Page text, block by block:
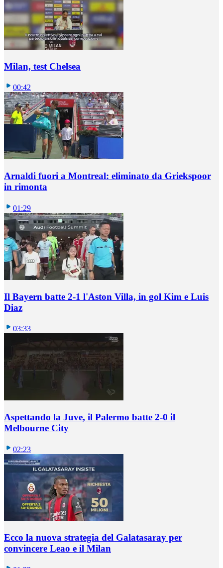
Milan, test Chelsea
00:42
Arnaldi fuori a Montreal: eliminato da Griekspoor
in rimonta
01:29
Il Bayern batte 2-1 l'Aston Villa, in gol Kim e Luis
Diaz
03:33
Aspettando la Juve, il Palermo batte 2-0 il
Melbourne City
02:23
Ecco la nuova strategia del Galatasaray per
convincere Leao e il Milan